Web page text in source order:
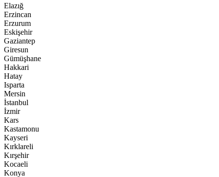
Elazığ
Erzincan
Erzurum
Eskişehir
Gaziantep
Giresun
Gümüşhane
Hakkari
Hatay
Isparta
Mersin
İstanbul
İzmir
Kars
Kastamonu
Kayseri
Kırklareli
Kırşehir
Kocaeli
Konya